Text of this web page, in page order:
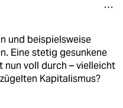
und beispielsweise
Eine stetig gesunkene
nun voll durch – vielleicht
Kapitalismus?